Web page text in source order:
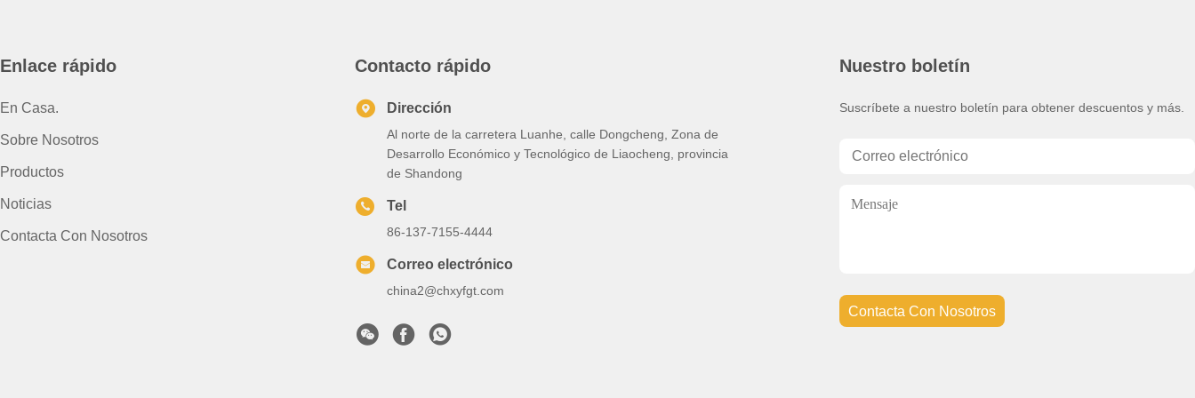
Enlace rápido
En Casa.
Sobre Nosotros
Productos
Noticias
Contacta Con Nosotros
Contacto rápido
Dirección
Al norte de la carretera Luanhe, calle Dongcheng, Zona de
Desarrollo Económico y Tecnológico de Liaocheng, provincia
de Shandong
Tel
86-137-7155-4444
Correo electrónico
china2@chxyfgt.com
Nuestro boletín
Suscríbete a nuestro boletín para obtener descuentos y más.
Contacta Con Nosotros